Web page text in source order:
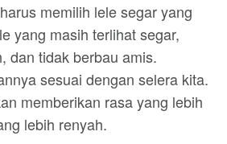
memilih lele segar yang
yang masih terlihat segar,
dan tidak berbau amis.
sesuai dengan selera kita.
memberikan rasa yang lebih
lebih renyah.